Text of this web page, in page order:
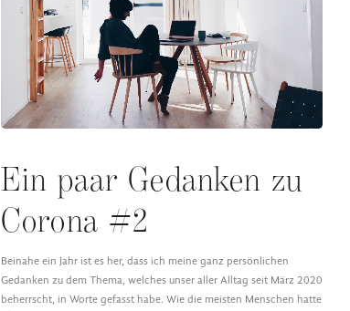
Ein paar Gedanken zu
Corona #2
Beinahe ein Jahr ist es her, dass ich meine ganz persönlichen
Gedanken zu dem Thema, welches unser aller Alltag seit März 2020
beherrscht, in Worte gefasst habe. Wie die meisten Menschen hatte